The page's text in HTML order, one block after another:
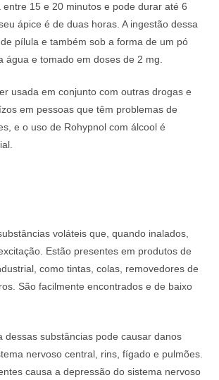
entre 15 e 20 minutos e pode durar até 6
ápice é de duas horas. A ingestão dessa
pílula e também sob a forma de um pó
água e tomado em doses de 2 mg.
usada em conjunto com outras drogas e
em pessoas que têm problemas de
e o uso de Rohypnol com álcool é
voláteis que, quando inalados,
Estão presentes em produtos de
como tintas, colas, removedores de
São facilmente encontrados e de baixo
dessas substâncias pode causar danos
nervoso central, rins, fígado e pulmões.
causa a depressão do sistema nervoso